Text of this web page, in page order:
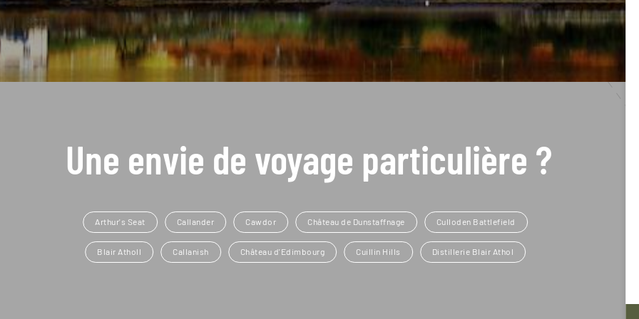
Une envie de voyage particulière ?
Arthur's Seat Callander Cawdor Château de Dunstaffnage Culloden Battlefield
Blair Atholl Callanish Château d'Edimbourg Cuillin Hills Distillerie Blair Athol